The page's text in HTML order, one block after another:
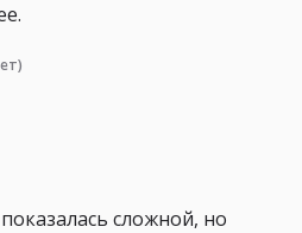
сложной, но